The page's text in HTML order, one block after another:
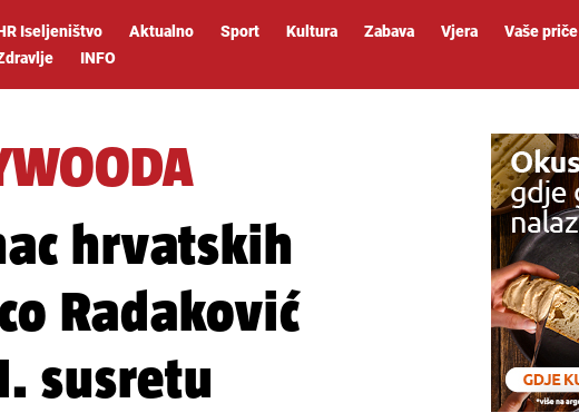
Iseljeništvo Aktualno Sport Kultura Zabava Vjera Vaše priče
INFO
hrvatskih
Radaković
susretu